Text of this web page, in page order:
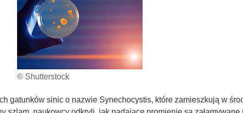
© Shutterstock
gatunków sinic o nazwie Synechocystis, które zamieszkują w